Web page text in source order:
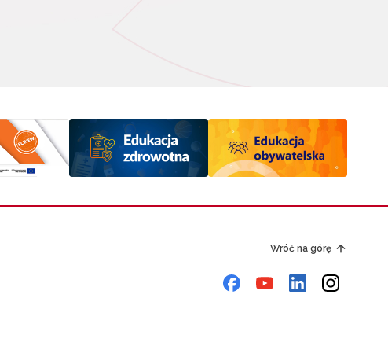
Wróć na górę